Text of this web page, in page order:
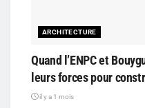
ARCHITECTURE
Quand l’ENPC et
leurs forces pour
il y a 1 mois